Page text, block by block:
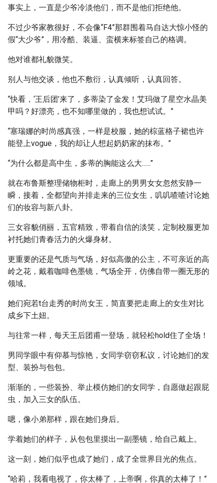
事实上，一直是少爷冷淡他们，而不是他们拒绝他。
不过少爷家教很好，不会像“F4”那群围着马自达大惊小怪的
假“大少爷”，用冷酷、装逼、蛮横来标签自己的格调。
他对谁都礼貌微笑。
别人与他交谈，他也不敷衍，认真倾听，认真回答。
“快看，‘王后团’来了，多蒂染了金发！艾玛做了星空水晶美
甲吗？好漂亮，也不知哪里做的，我也想试试。”
“塞瑞娜的时尚感真强，一样是校服，她的棕蓝格子裙也许
能登上vogue，我的却让人想起奶奶家的抹布。”
“为什么都是高中生，多蒂的胸能这么大......”
就在布鲁斯整理储物柜时，走廊上的男男女女忽然安静一
瞬，接着，全都望向并排走来的三位女生，叽叽喳喳讨论她
们的妆容与新八卦。
三女容貌俏丽，五官精致，带着自信的淡笑，定制校服更加
衬托她们青春活力的火爆身材。
更重要的还是气质与气场，好似高傲的公主，不可亲近的高
岭之花，戴着咖啡色墨镜，气场全开，仿佛自带一圈无形的
领域。
她们宛若t台走秀的时尚女王，简直要把走廊上的女生对比
成乡下土妞。
与往常一样，每天王后团甫一登场，就轻松hold住了全场！
男同学眼中有仰慕与惊艳，女同学窃窃私议，讨论她们的发
型、装扮与包包。
渐渐的，一些装扮、举止模仿她们的女同学，自愿做起跟屁
虫，加入三女的队伍。
嗯，像小弟那样，跟在她们身后。
学着她们的样子，从包包里摸出一副墨镜，给自己戴上。
这一刻，她们似乎也成了她们，成了全世界目光的焦点。
“哈莉，我看电视了，你太棒了，上帝啊，你真的太棒了！”